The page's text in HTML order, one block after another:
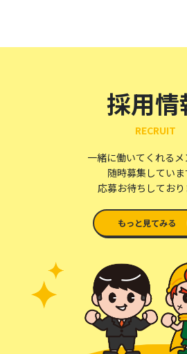
採用情
RECRUIT
一緒に働いてくれるメ
随時募集していま
応募お待ちしており
もっと見てみる